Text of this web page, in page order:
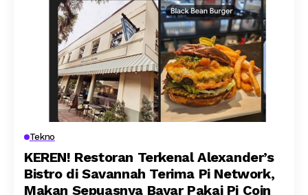
Tekno
KEREN! Restoran Terkenal Alexander’s
Bistro di Savannah Terima Pi Network,
Makan Sepuasnya Bayar Pakai Pi Coin